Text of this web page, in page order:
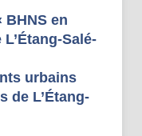
BHNS en
Salé-
urbains
de L’Étang-